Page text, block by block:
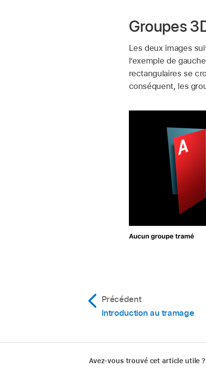
Groupes
Les deux images
l’exemple de
rectangulaires se
conséquent, les
Précédent
Introduction au tramage
Avez-vous trouvé cet article utile ?